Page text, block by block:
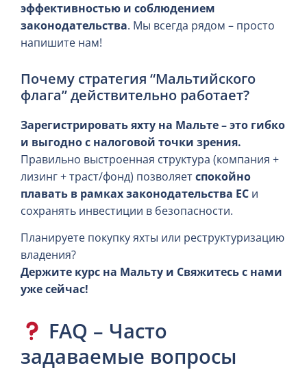
эффективностью и соблюдением
законодательства. Мы всегда рядом – просто
напишите нам!
Почему стратегия “Мальтийского
флага” действительно работает?
Зарегистрировать яхту на Мальте – это гибко
и выгодно с налоговой точки зрения.
Правильно выстроенная структура (компания +
лизинг + траст/фонд) позволяетспокойно
плавать в рамках законодательства ЕС и
сохранять инвестиции в безопасности.
Планируете покупку яхты или реструктуризацию
владения?
Держите курс на Мальту и Свяжитесь с нами
уже сейчас!
FAQ – Часто
задаваемые вопросы